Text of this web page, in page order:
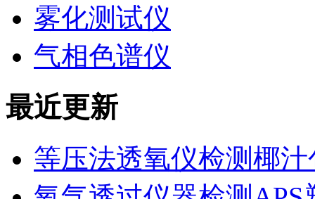
雾化测试仪
气相色谱仪
最近更新
等压法透氧仪检测椰